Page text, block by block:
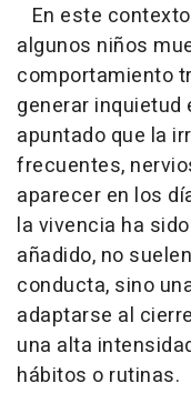
En este
algunos niños
comportamiento
generar inquietud
apuntado que la
frecuentes,
aparecer en los
la vivencia ha
añadido, no
conducta, sino
adaptarse al
una alta
hábitos o rutinas.